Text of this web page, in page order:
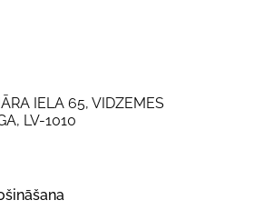
IELA 65, VIDZEMES
LV-1010